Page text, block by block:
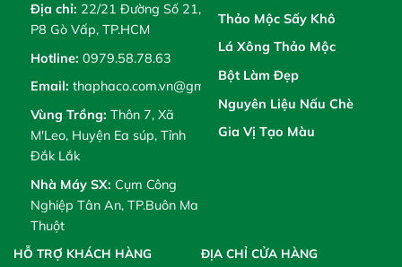
Địa chỉ: 22/21 Đường Số 21,
P8 Gò Vấp, TP.HCM
Hotline: 0979.58.78.63
Email: thaphaco.com.vn@gmail.com
Vùng Trồng: Thôn 7, Xã
M'Leo, Huyện Ea súp, Tỉnh
Đắk Lắk
Nhà Máy SX: Cụm Công
Nghiệp Tân An, TP.Buôn Ma
Thuột
Thảo Mộc Sấy Khô
Lá Xông Thảo Mộc
Bột Làm Đẹp
Nguyên Liệu Nấu Chè
Gia Vị Tạo Màu
HỖ TRỢ KHÁCH HÀNG ĐỊA CHỈ CỬA HÀNG